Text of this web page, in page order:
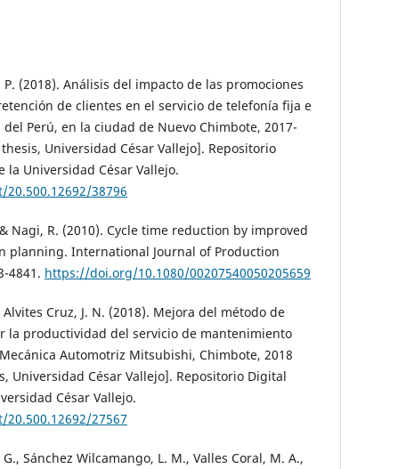
(2018). Análisis del impacto de las promociones
de clientes en el servicio de telefonía fija e
Perú, en la ciudad de Nuevo Chimbote, 2017-
Universidad César Vallejo]. Repositorio
Universidad César Vallejo.
38796
Nagi, R. (2010). Cycle time reduction by improved
planning. International Journal of Production
4841. https://doi.org/10.1080/00207540050205659
Alvites Cruz, J. N. (2018). Mejora del método de
la productividad del servicio de mantenimiento
Automotriz Mitsubishi, Chimbote, 2018
Universidad César Vallejo]. Repositorio Digital
César Vallejo.
27567
Sánchez Wilcamango, L. M., Valles Coral, M. A.,